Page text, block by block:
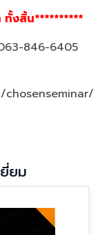
งสิ้น**********
846-6405
chosenseminar/
ยม